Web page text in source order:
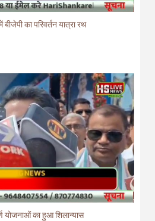
बीजेपी का परिवर्तन यात्रा रथ
योजनाओं का हुआ शिलान्यास